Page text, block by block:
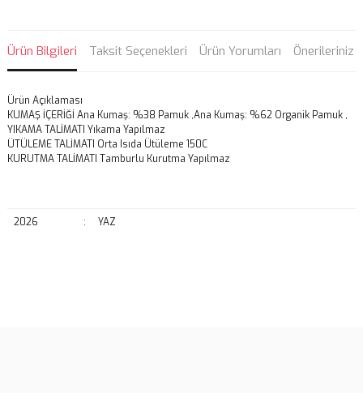
Ürün Bilgileri Taksit Seçenekleri Ürün Yorumları Önerileriniz
Ürün Açıklaması
KUMAŞ İÇERİĞİ Ana Kumaş: %38 Pamuk ,Ana Kumaş: %62 Organik Pamuk ,
YIKAMA TALİMATI Yıkama Yapılmaz
ÜTÜLEME TALİMATI Orta Isıda Ütüleme 150C
KURUTMA TALİMATI Tamburlu Kurutma Yapılmaz
2026 : YAZ